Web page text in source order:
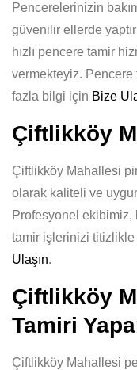
Pencerelerinizin
güvenilir ellerde
hızlı pencere tamir
vermekteyiz. Pencere
fazla bilgi için Bize
Çiftlikköy
Çiftlikköy Mahallesi
olarak kaliteli ve
Profesyonel
tamir işlerinizi titizlikle
Ulaşın.
Çiftlikköy
Tamiri
Çiftlikköy Mahallesi